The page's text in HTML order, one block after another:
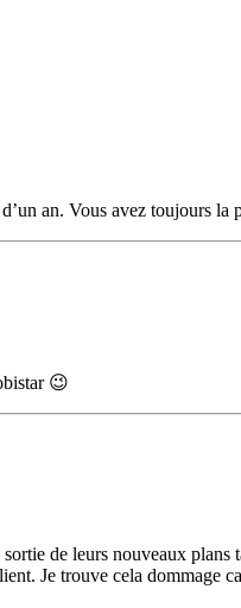
an. Vous avez toujours
😉
de leurs nouveaux
Je trouve cela dommage